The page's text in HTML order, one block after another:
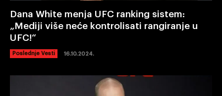
Dana White menja UFC ranking sistem:
„Mediji više neće kontrolisati rangiranje u
UFC!“
Poslednje Vesti 16.10.2024.